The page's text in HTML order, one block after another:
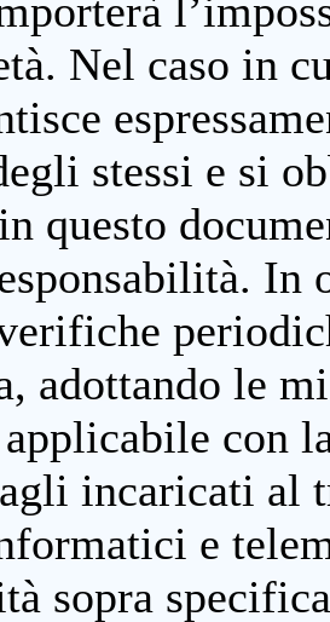
Nel caso in
stessi e si
questo
In
adottando le
con
incaricati al
e
sopra